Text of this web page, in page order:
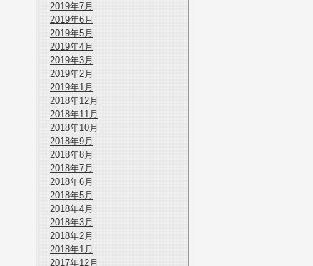
2019年7月
2019年6月
2019年5月
2019年4月
2019年3月
2019年2月
2019年1月
2018年12月
2018年11月
2018年10月
2018年9月
2018年8月
2018年7月
2018年6月
2018年5月
2018年4月
2018年3月
2018年2月
2018年1月
2017年12月